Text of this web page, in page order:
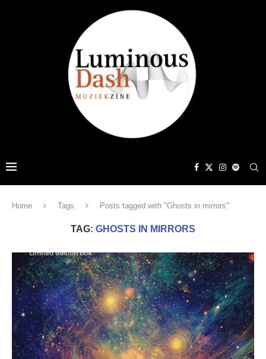
Home Tags Posts tagged with "Ghosts in mirrors"
TAG: GHOSTS IN MIRRORS